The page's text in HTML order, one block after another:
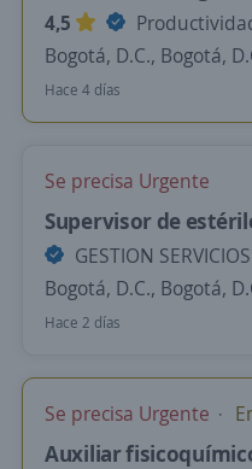
4,5
Bogotá, D.C., Bogotá,
Hace 4 días
Se precisa Urgente
Supervisor de
GESTION
Bogotá, D.C., Bogotá,
Hace 2 días
Se precisa Urgente
Auxiliar